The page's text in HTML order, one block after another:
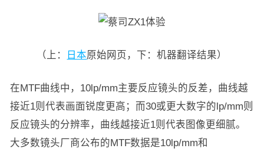
（上： 日本原始网页，下：机器翻译结果）
在MTF曲线中，10lp/mm主要反应镜头的反差，曲线越
接近1则代表画面锐度更高；而30或更大数字的lp/mm则
反应镜头的分辨率，曲线越接近1则代表图像更细腻。
大多数镜头厂商公布的MTF数据是10lp/mm和